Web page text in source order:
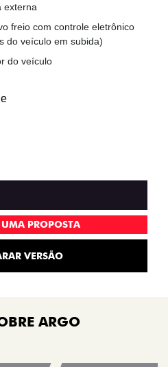
externa
freio com controle eletrônico
do veículo em subida)
do veículo
PROPOSTA
VERSÃO
ARGO